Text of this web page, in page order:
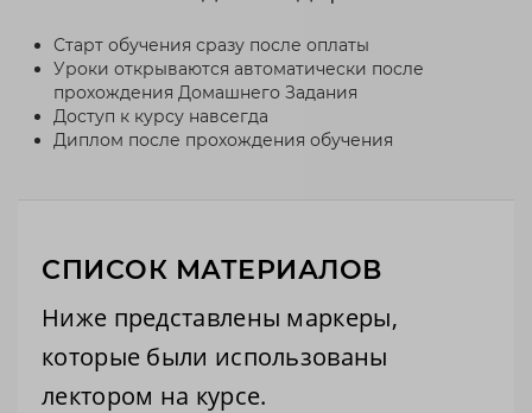
Старт обучения сразу после оплаты
Уроки открываются автоматически после
прохождения Домашнего Задания
Доступ к курсу навсегда
Диплом после прохождения обучения
СПИСОК МАТЕРИАЛОВ
Ниже представлены маркеры,
которые были использованы
лектором на курсе.